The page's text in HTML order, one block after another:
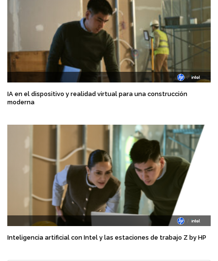
IA en el dispositivo y realidad virtual para una construcción
moderna
Inteligencia artificial con Intel y las estaciones de trabajo Z by HP